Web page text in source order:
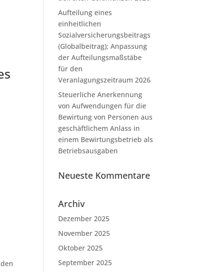
Aufteilung eines
einheitlichen
Sozialversicherungsbeitrags
(Globalbeitrag); Anpassung
der Aufteilungsmaßstäbe
für den
Veranlagungszeitraum 2026
Steuerliche Anerkennung
von Aufwendungen für die
Bewirtung von Personen aus
geschäftlichem Anlass in
einem Bewirtungsbetrieb als
Betriebsausgaben
Neueste Kommentare
Archiv
Dezember 2025
November 2025
Oktober 2025
September 2025